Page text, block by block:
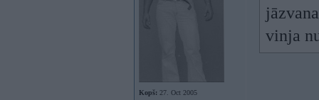
Kopš: 27. Oct 2005
vinja